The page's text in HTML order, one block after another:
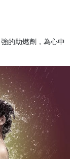
的助燃劑，為心中